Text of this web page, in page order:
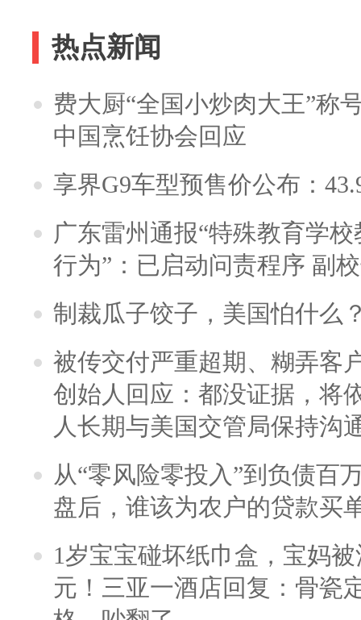
热点新闻
费大厨“全国小炒肉大王”称
中国烹饪协会回应
享界G9车型预售价公布：
广东雷州通报“特殊教育学
行为”：已启动问责程序 副
制裁瓜子饺子，美国怕什么
被传交付严重超期、糊弄客
创始人回应：都没证据，将
人长期与美国交管局保持沟
从“零风险零投入”到负债百
盘后，谁该为农户的贷款买
1岁宝宝碰坏纸巾盒，宝妈
元！三亚一酒店回复：骨瓷